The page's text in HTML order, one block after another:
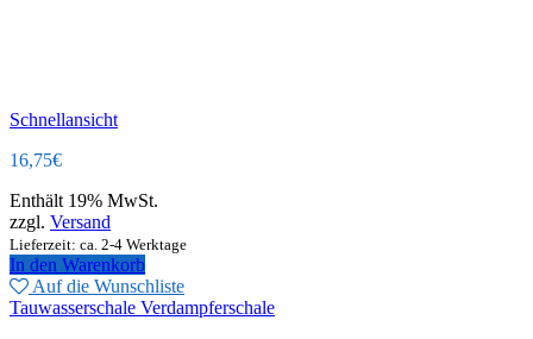
Schnellansicht
16,75€
Enthält 19% MwSt.
zzgl. Versand
Lieferzeit: ca. 2-4 Werktage
In den Warenkorb
Auf die Wunschliste
Tauwasserschale Verdampferschale